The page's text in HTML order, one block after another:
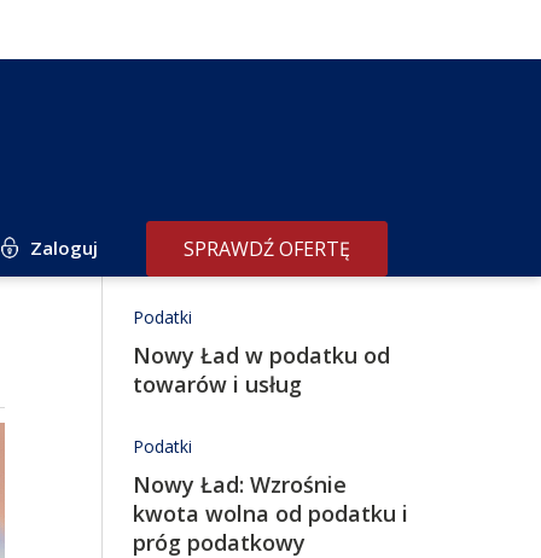
Zaloguj SPRAWDŹ OFERTĘ
Redakcja poleca
Podatki
Nowy Ład w podatku od
towarów i usług
Podatki
Nowy Ład: Wzrośnie
kwota wolna od podatku i
próg podatkowy